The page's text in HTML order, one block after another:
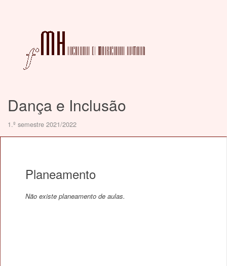
Dança e Inclusão
1.º semestre 2021/2022
Planeamento
Não existe planeamento de aulas.